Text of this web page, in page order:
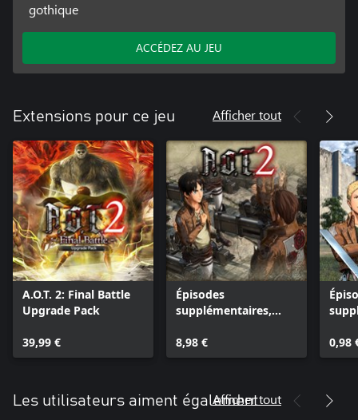
gothique
ACCÉDEZ AU JEU
Extensions pour ce jeu Afficher tout
A.O.T. 2: Final Battle
Upgrade Pack
39,99 €
Épisodes
supplémentaires,
8,98 €
0,98
Les utilisateurs aiment également
Afficher tout